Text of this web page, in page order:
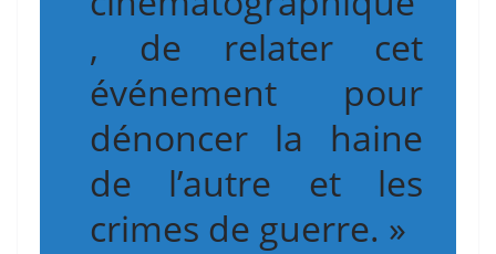
, de relater cet
événement pour
dénoncer la haine
de l’autre et les
crimes de guerre. »